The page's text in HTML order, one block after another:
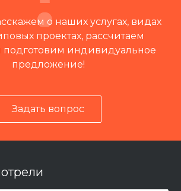
о наших услугах, видах
проектах, рассчитаем
подготовим индивидуальное
предложение!
Задать вопрос